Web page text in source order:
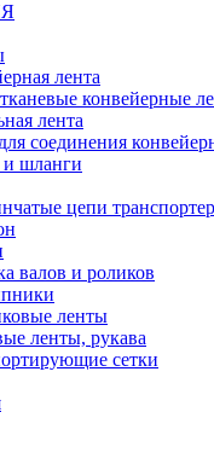
лента
конвейерные
лента
соединения
и шланги
цепи
валов и роликов
ленты
ленты, рукава
сетки